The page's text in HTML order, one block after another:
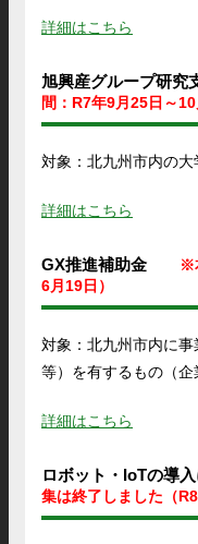
詳細はこちら
旭興産グループ研
間：R7年9月25日～10
対象：北九州市内の
詳細はこちら
GX推進補助金
※
6月19日）
対象：北九州市内に
等）を有するもの（企
詳細はこちら
ロボット・IoTの
集は終了しました（R8